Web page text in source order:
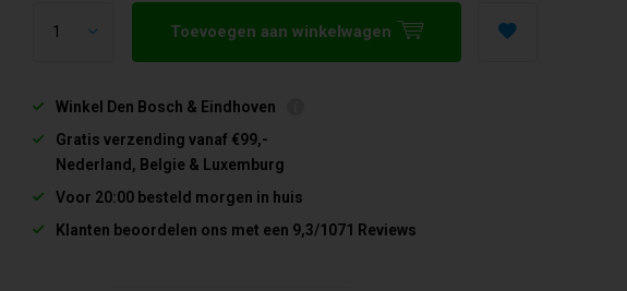
Toevoegen aan winkelwagen
Winkel Den Bosch & Eindhoven
Gratis verzending vanaf €99,-
Nederland, Belgie & Luxemburg
Voor 20:00 besteld morgen in huis
Klanten beoordelen ons met een 9,3/1071 Reviews